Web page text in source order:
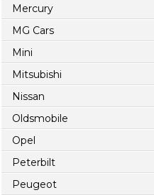
Mercury
MG Cars
Mini
Mitsubishi
Nissan
Oldsmobile
Opel
Peterbilt
Peugeot